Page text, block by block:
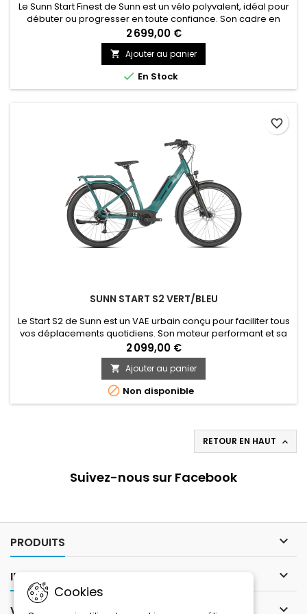
Le Sunn Start Finest de Sunn est un vélo polyvalent, idéal pour
débuter ou progresser en toute confiance. Son cadre en
aluminium léger, sa transmission fluide et son freinage
efficace offrent confort, fiabilité et performance au quotidien.
Un excellent choix pour allier plaisir de rouler et rapport
qualité/prix attractif. Le Start Finest répondra à toutes...
2 699,00 €
 Ajouter au panier
 En Stock
SUNN START S2 VERT/BLEU
Le Start S2 de Sunn est un VAE urbain conçu pour faciliter tous
vos déplacements quotidiens. Son moteur performant et sa
batterie intégrée offrent une assistance fluide et naturelle,
idéale pour circuler en ville sans effort. Confortable, fiable et
pratique, il est parfaitement adapté aux trajets domicile-
travail comme aux déplacements urbains réguliers.
2 099,00 €
 Ajouter au panier
 Non disponible
favorite_border
RETOUR EN HAUT 
Suivez-nous sur Facebook
PRODUITS 
INFORMATIONS 

Cookies